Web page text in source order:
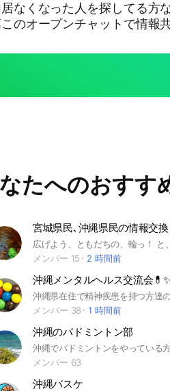
なくなった人を探してる方
のオープンチャットで情報
ャ作ってるのでそこでお願
たへのおすす
宮城県民､沖縄県民の情報交
メンバー 15
2 時間前
沖縄メンタルヘルス交流会
メンバー 38
1 時間前
沖縄のバドミントン部
メンバー 63
沖縄バスケ